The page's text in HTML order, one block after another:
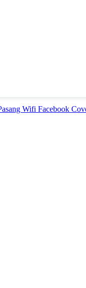
Wifi Facebook